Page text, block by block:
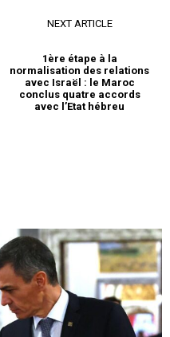
NEXT ARTICLE
1ère étape à la
normalisation des relations
avec Israël : le Maroc
conclus quatre accords
avec l’Etat hébreu